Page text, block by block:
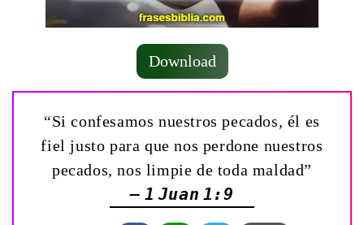
Download
“Si confesamos nuestros pecados, él es
fiel justo para que nos perdone nuestros
pecados, nos limpie de toda maldad”
— 1 Juan 1:9